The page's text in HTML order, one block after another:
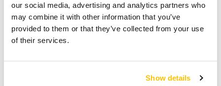
our social media, advertising and analytics partners who
may combine it with other information that you’ve
provided to them or that they’ve collected from your use
of their services.
Show details
Produktinformation
och Mirka® LEROS. Denna kabel är återdragbar i den